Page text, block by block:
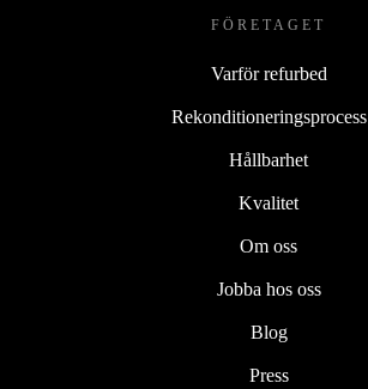
FÖRETAGET
Varför refurbed
Rekonditioneringsprocess
Hållbarhet
Kvalitet
Om oss
Jobba hos oss
Blog
Press